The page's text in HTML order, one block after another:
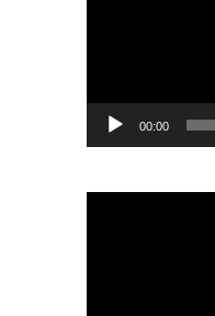
00:00